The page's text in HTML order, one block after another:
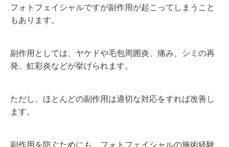
フォトフェイシャルですが副作用が起こってしまうこと
もあります。
副作用としては、ヤケドや毛包周囲炎、痛み、シミの再
発、虹彩炎などが挙げられます。
ただし、ほとんどの副作用は適切な対応をすれば改善し
ます。
副作用を防ぐためにも、フォトフェイシャルの施術経験